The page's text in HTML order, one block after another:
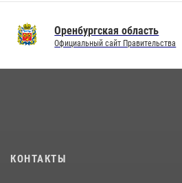
Росгвардии по Оренбургской области и
армией
Оренбургская область
Официальный сайт Правительства
КОНТАКТЫ